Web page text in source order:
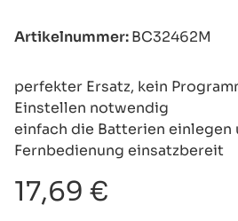
Artikelnummer:BC32462M
perfekter Ersatz, kein
Einstellen notwendig
einfach die Batterien einlegen
Fernbedienung einsatzbereit
17,69 €